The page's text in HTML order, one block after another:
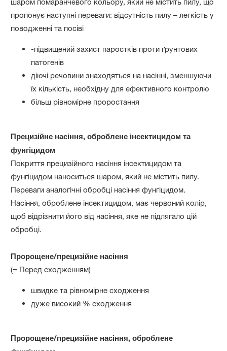
пропонує наступні переваги: відсутність пилу – легкість у
поводженні та посіві
-підвищений захист паростків проти ґрунтових
патогенів
діючі речовини знаходяться на насінні, зменшуючи
їх кількість, необхідну для ефективного контролю
більш рівномірне проростання
Прецизійне насіння, оброблене інсектицидом та
фунгіцидом
Покриття прецизійного насіння інсектицидом та
фунгіцидом наноситься шаром, який не містить пилу.
Переваги аналогічні обробці насіння фунгіцидом.
Насіння, оброблене інсектицидом, має червоний колір,
щоб відрізнити його від насіння, яке не підлягало цій
обробці.
Пророщене/прецизійне насіння
(= Перед сходженням)
швидке та рівномірне сходження
дуже високий % сходження
Пророщене/прецизійне насіння, оброблене